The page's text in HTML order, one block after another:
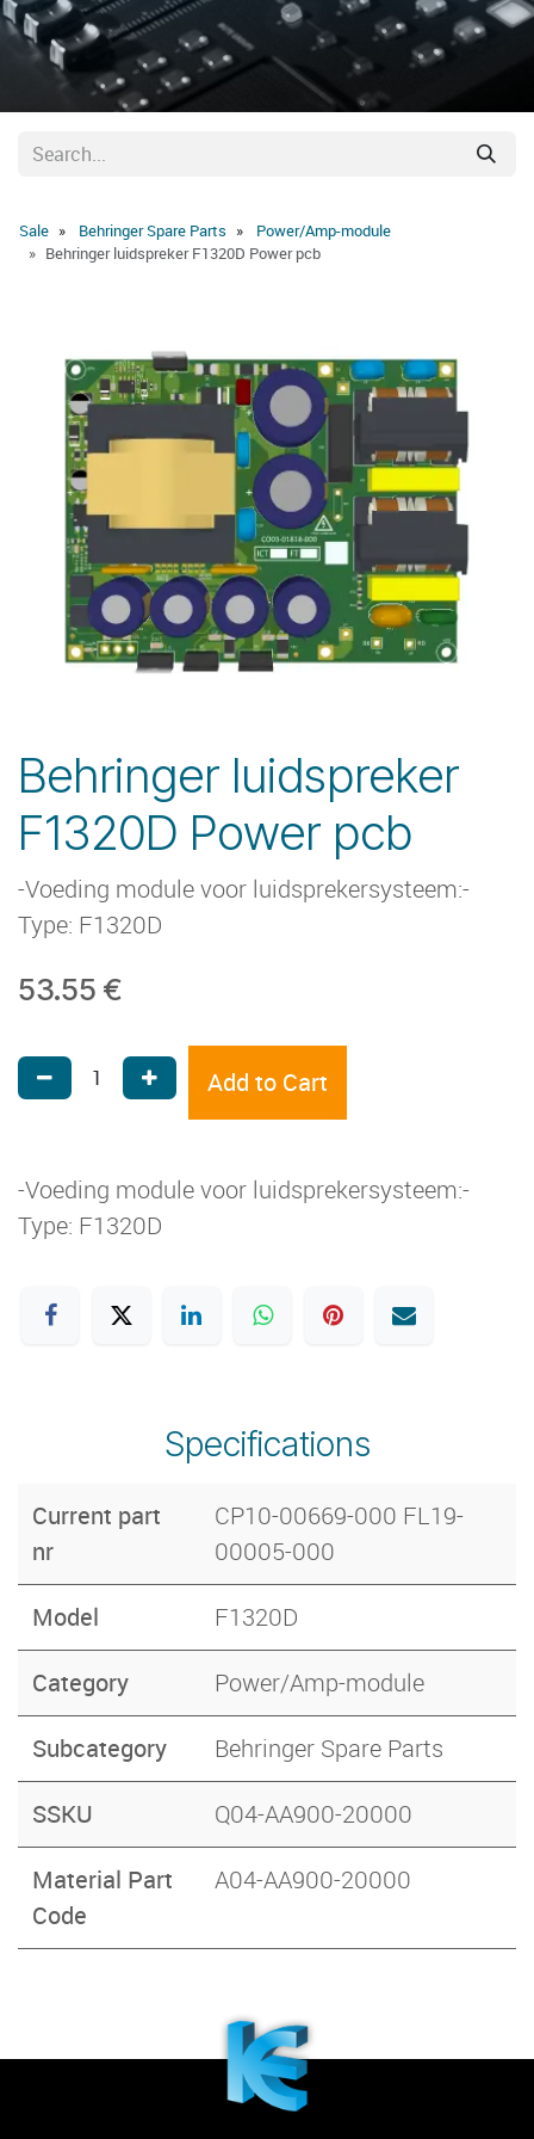
Sale Behringer Spare Parts
Power/Amp-module
Behringer luidspreker F1320D Power pcb
Behringer luidspreker
F1320D Power pcb
-Voeding module voor luidsprekersysteem:-
Type: F1320D
53.55 €
Add to Cart
-Voeding module voor luidsprekersysteem:-
Type: F1320D
Specifications
Current part
nr
CP10-00669-000 FL19-
00005-000
Model F1320D
Category Power/Amp-module
Subcategory Behringer Spare Parts
SSKU Q04-AA900-20000
Material Part
Code
A04-AA900-20000